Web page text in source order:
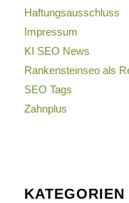
Haftungsausschluss
Impressum
KI SEO News
Rankensteinseo als
SEO Tags
Zahnplus
KATEGORIEN